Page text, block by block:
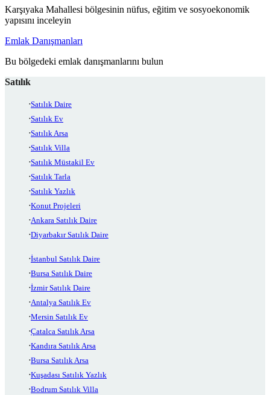
Karşıyaka Mahallesi bölgesinin nüfus, eğitim ve sosyoekonomik
yapısını inceleyin
Emlak Danışmanları
Bu bölgedeki emlak danışmanlarını bulun
Satılık
Satılık Daire
Satılık Ev
Satılık Arsa
Satılık Villa
Satılık Müstakil Ev
Satılık Tarla
Satılık Yazlık
Konut Projeleri
Ankara Satılık Daire
Diyarbakır Satılık Daire
İstanbul Satılık Daire
Bursa Satılık Daire
İzmir Satılık Daire
Antalya Satılık Ev
Mersin Satılık Ev
Çatalca Satılık Arsa
Kandıra Satılık Arsa
Bursa Satılık Arsa
Kuşadası Satılık Yazlık
Bodrum Satılık Villa